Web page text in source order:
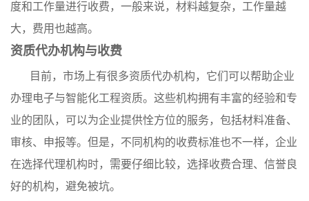
度和工作量进行收费，一般来说，材料越复杂，工作量越
大，费用也越高。
资质代办机构与收费
目前，市场上有很多资质代办机构，它们可以帮助企业
办理电子与智能化工程资质。这些机构拥有丰富的经验和专
业的团队，可以为企业提供恮方位的服务，包括材料准备、
审核、申报等。但是，不同机构的收费标准也不一样，企业
在选择代理机构时，需要仔细比较，选择收费合理、信誉良
好的机构，避免被坑。